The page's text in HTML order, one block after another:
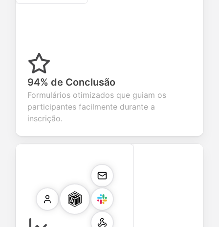
94% de Conclusão
Formulários otimizados que guiam os
participantes facilmente durante a
inscrição.